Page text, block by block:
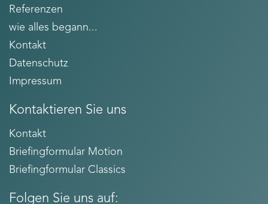
Referenzen
wie alles begann...
Kontakt
Datenschutz
Impressum
Kontaktieren Sie uns
Kontakt
Briefingformular Motion
Briefingformular Classics
Folgen Sie uns auf: